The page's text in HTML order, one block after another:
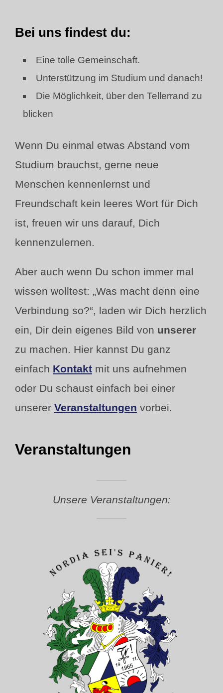
Bei uns findest du:
Eine tolle Gemeinschaft.
Unterstützung im Studium und danach!
Die Möglichkeit, über den Tellerrand zu
blicken
Wenn Du einmal etwas Abstand vom
Studium brauchst, gerne neue
Menschen kennenlernst und
Freundschaft kein leeres Wort für Dich
ist, freuen wir uns darauf, Dich
kennenzulernen.
Aber auch wenn Du schon immer mal
wissen wolltest: „Was macht denn eine
Verbindung so?“, laden wir Dich herzlich
ein, Dir dein eigenes Bild von unserer
zu machen. Hier kannst Du ganz
einfach Kontakt mit uns aufnehmen
oder Du schaust einfach bei einer
unserer Veranstaltungen vorbei.
Veranstaltungen
Unsere Veranstaltungen: